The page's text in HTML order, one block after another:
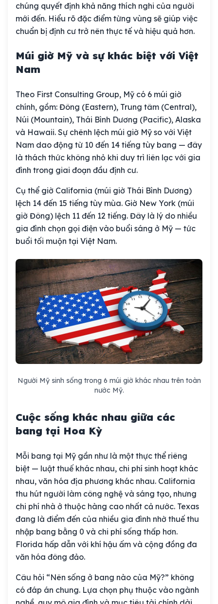
chúng quyết định khả năng thích nghi của người
mới đến. Hiểu rõ đặc điểm từng vùng sẽ giúp việc
chuẩn bị định cư trở nên thực tế và hiệu quả hơn.
Múi giờ Mỹ và sự khác biệt với Việt
Nam
Theo First Consulting Group, Mỹ có 6 múi giờ
chính, gồm: Đông (Eastern), Trung tâm (Central),
Núi (Mountain), Thái Bình Dương (Pacific), Alaska
và Hawaii. Sự chênh lệch múi giờ Mỹ so với Việt
Nam dao động từ 10 đến 14 tiếng tùy bang — đây
là thách thức không nhỏ khi duy trì liên lạc với gia
đình trong giai đoạn đầu định cư.
Cụ thể giờ California (múi giờ Thái Bình Dương)
lệch 14 đến 15 tiếng tùy mùa. Giờ New York (múi
giờ Đông) lệch 11 đến 12 tiếng. Đây là lý do nhiều
gia đình chọn gọi điện vào buổi sáng ở Mỹ — tức
buổi tối muộn tại Việt Nam.
Người Mỹ sinh sống trong 6 múi giờ khác nhau trên toàn
nước Mỹ.
Cuộc sống khác nhau giữa các
bang tại Hoa Kỳ
Mỗi bang tại Mỹ gần như là một thực thể riêng
biệt — luật thuế khác nhau, chi phí sinh hoạt khác
nhau, văn hóa địa phương khác nhau. California
thu hút người làm công nghệ và sáng tạo, nhưng
chi phí nhà ở thuộc hàng cao nhất cả nước. Texas
đang là điểm đến của nhiều gia đình nhờ thuế thu
nhập bang bằng 0 và chi phí sống thấp hơn.
Florida hấp dẫn với khí hậu ấm và cộng đồng đa
văn hóa đông đảo.
Câu hỏi “Nên sống ở bang nào của Mỹ?” không
có đáp án chung. Lựa chọn phụ thuộc vào ngành